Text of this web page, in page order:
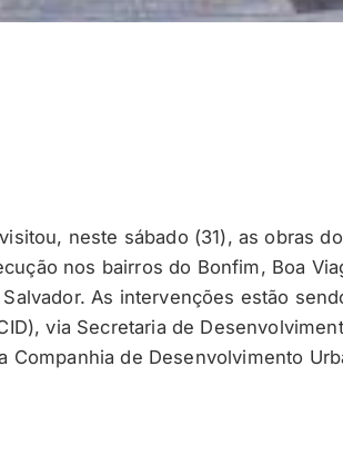
neste sábado (31), as obras
nos bairros do Bonfim, Boa
As intervenções estão
via Secretaria de
Companhia de Desenvolvimento